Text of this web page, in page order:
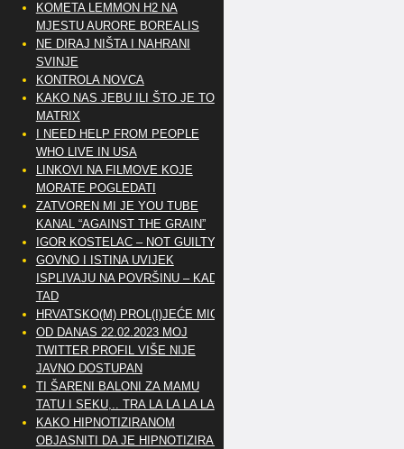
KOMETA LEMMON H2 NA
MJESTU AURORE BOREALIS
NE DIRAJ NIŠTA I NAHRANI
SVINJE
KONTROLA NOVCA
KAKO NAS JEBU ILI ŠTO JE TO
MATRIX
I NEED HELP FROM PEOPLE
WHO LIVE IN USA
LINKOVI NA FILMOVE KOJE
MORATE POGLEDATI
ZATVOREN MI JE YOU TUBE
KANAL “AGAINST THE GRAIN”
IGOR KOSTELAC – NOT GUILTY
GOVNO I ISTINA UVIJEK
ISPLIVAJU NA POVRŠINU – KAD
TAD
HRVATSKO(M) PROL(I)JEĆE MIG
OD DANAS 22.02.2023 MOJ
TWITTER PROFIL VIŠE NIJE
JAVNO DOSTUPAN
TI ŠARENI BALONI ZA MAMU
TATU I SEKU,.. TRA LA LA LA LA
KAKO HIPNOTIZIRANOM
OBJASNITI DA JE HIPNOTIZIRAN